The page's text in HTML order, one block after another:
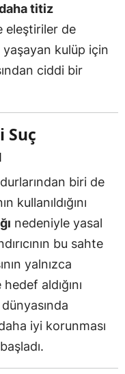
titiz
eleştiriler de
kulüp için
ciddi bir
Suç
biri de
kullanıldığını
nedeniyle yasal
bu sahte
yalnızca
aldığını
iyi korunması